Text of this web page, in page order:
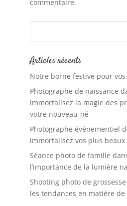
commentaire.
Articles récents
Notre borne festive pour
Photographe de naissance
immortalisez la magie des
votre nouveau-né
Photographe événementiel
immortalisez vos plus beaux
Séance photo de famille
l’importance de la lumière
Shooting photo de
les tendances en matière de